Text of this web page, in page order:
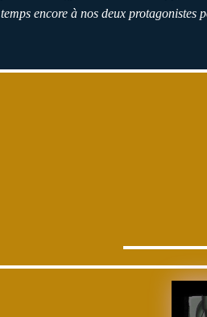
temps encore à nos deux protagonistes